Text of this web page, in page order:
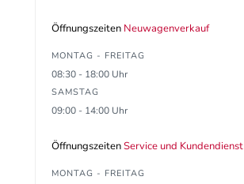
Öffnungszeiten Neuwagenverkauf
MONTAG - FREITAG
08:30 - 18:00 Uhr
SAMSTAG
09:00 - 14:00 Uhr
ÖffnungszeitenService und Kundendienst
MONTAG - FREITAG